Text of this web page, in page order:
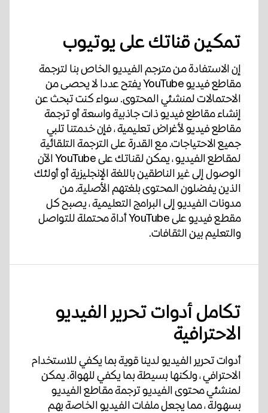
تمكين قناتك على يوتيوب
إن الاستفادة من مترجم الفيديو الخاص بنا لترجمة
مقاطع فيديو YouTube يفتح عددا لا يحصى من
الاحتمالات لمنشئي المحتوى. سواء كنت تبحث عن
إنشاء مقاطع فيديو ذات جاذبية واسعة أو ترجمة
مقاطع فيديو لأغراض تعليمية ، فإن خدمتنا تلبي
جميع الاحتياجات. مع القدرة على الترجمة التلقائية
لمقاطع الفيديو ، يمكن لقناتك على YouTube الآن
الوصول إلى غير الناطقين باللغة الإنجليزية أو أولئك
الذين يفضلون المحتوى بلغتهم الأصلية. من
مدونات الفيديو إلى البرامج التعليمية ، يصبح كل
مقطع فيديو على YouTube أداة محتملة للتواصل
والتعليم بين الثقافات.
تكامل أدوات تحرير الفيديو
الاحترافية
أدوات تحرير الفيديو لدينا قوية بما يكفي للاستخدام
الاحترافي ، ولكنها بسيطة بما يكفي للهواة. يمكن
لمنشئي محتوى الفيديو ترجمة مقاطع الفيديو
بسهولة ، مما يجعل ملفات الفيديو الخاصة بهم